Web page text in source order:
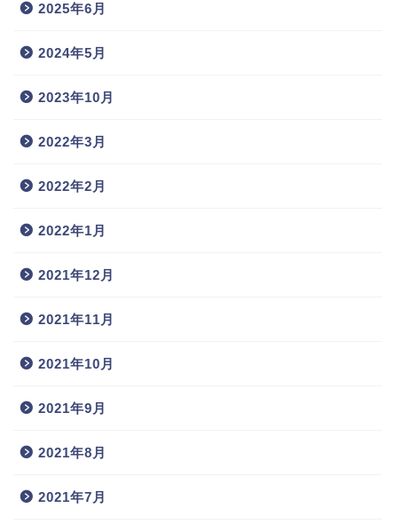
2025年6月
2024年5月
2023年10月
2022年3月
2022年2月
2022年1月
2021年12月
2021年11月
2021年10月
2021年9月
2021年8月
2021年7月